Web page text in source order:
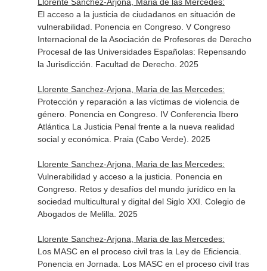
El acceso a la justicia de ciudadanos en situación de
vulnerabilidad. Ponencia en Congreso. V Congreso
Internacional de la Asociación de Profesores de Derecho
Procesal de las Universidades Españolas: Repensando
la Jurisdicción. Facultad de Derecho. 2025
Llorente Sanchez-Arjona, Maria de las Mercedes:
Protección y reparación a las víctimas de violencia de
género. Ponencia en Congreso. IV Conferencia Ibero
Atlántica La Justicia Penal frente a la nueva realidad
social y económica. Praia (Cabo Verde). 2025
Llorente Sanchez-Arjona, Maria de las Mercedes:
Vulnerabilidad y acceso a la justicia. Ponencia en
Congreso. Retos y desafíos del mundo jurídico en la
sociedad multicultural y digital del Siglo XXI. Colegio de
Abogados de Melilla. 2025
Llorente Sanchez-Arjona, Maria de las Mercedes:
Los MASC en el proceso civil tras la Ley de Eficiencia.
Ponencia en Jornada. Los MASC en el proceso civil tras